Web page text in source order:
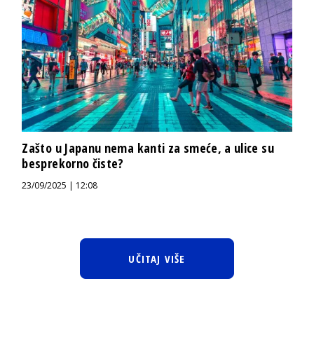
Zašto u Japanu nema kanti za smeće, a ulice su
besprekorno čiste?
23/09/2025 | 12:08
UČITAJ VIŠE